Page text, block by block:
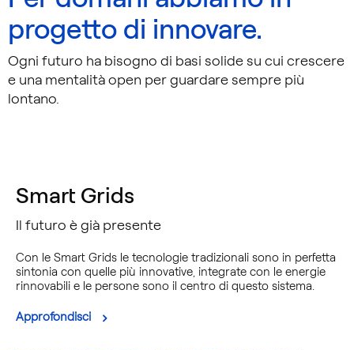
sfondo
del
cielo
con
operaio
che
progetto di innovare.
Ogni futuro ha bisogno di basi solide su cui crescere
e una mentalità open per guardare sempre più
lontano.
Smart Grids
Il futuro è già presente
Con le Smart Grids le tecnologie tradizionali sono in perfetta
sintonia con quelle più innovative, integrate con le energie
rinnovabili e le persone sono il centro di questo sistema.
Approfondisci